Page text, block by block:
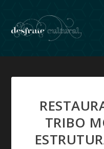
TRIBO